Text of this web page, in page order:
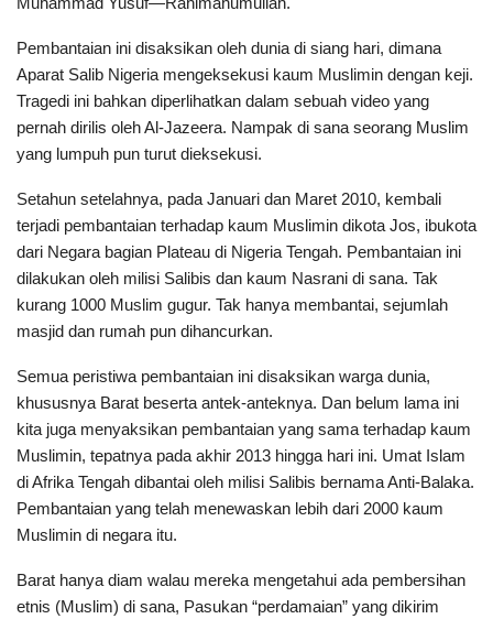
Pembantaian ini disaksikan oleh dunia di siang hari, dimana
Aparat Salib Nigeria mengeksekusi kaum Muslimin dengan keji.
Tragedi ini bahkan diperlihatkan dalam sebuah video yang
pernah dirilis oleh Al-Jazeera. Nampak di sana seorang Muslim
yang lumpuh pun turut dieksekusi.
Setahun setelahnya, pada Januari dan Maret 2010, kembali
terjadi pembantaian terhadap kaum Muslimin dikota Jos, ibukota
dari Negara bagian Plateau di Nigeria Tengah. Pembantaian ini
dilakukan oleh milisi Salibis dan kaum Nasrani di sana. Tak
kurang 1000 Muslim gugur. Tak hanya membantai, sejumlah
masjid dan rumah pun dihancurkan.
Semua peristiwa pembantaian ini disaksikan warga dunia,
khususnya Barat beserta antek-anteknya. Dan belum lama ini
kita juga menyaksikan pembantaian yang sama terhadap kaum
Muslimin, tepatnya pada akhir 2013 hingga hari ini. Umat Islam
di Afrika Tengah dibantai oleh milisi Salibis bernama Anti-Balaka.
Pembantaian yang telah menewaskan lebih dari 2000 kaum
Muslimin di negara itu.
Barat hanya diam walau mereka mengetahui ada pembersihan
etnis (Muslim) di sana, Pasukan “perdamaian” yang dikirim